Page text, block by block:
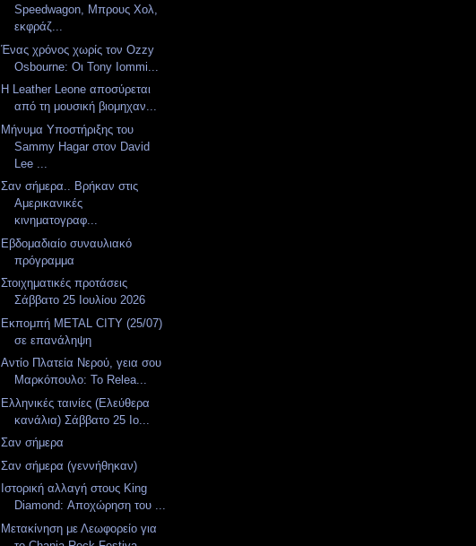
Speedwagon, Μπρους Χολ,
εκφράζ...
Ένας χρόνος χωρίς τον Ozzy
Osbourne: Οι Tony Iommi...
Η Leather Leone αποσύρεται
από τη μουσική βιομηχαν...
Μήνυμα Υποστήριξης του
Sammy Hagar στον David
Lee ...
Σαν σήμερα.. Βρήκαν στις
Αμερικανικές
κινηματογραφ...
Εβδομαδιαίο συναυλιακό
πρόγραμμα
Στοιχηματικές προτάσεις
Σάββατο 25 Ιουλίου 2026
Εκπομπή METAL CITY (25/07)
σε επανάληψη
Αντίο Πλατεία Νερού, γεια σου
Μαρκόπουλο: Το Relea...
Ελληνικές ταινίες (Ελεύθερα
κανάλια) Σάββατο 25 Ιο...
Σαν σήμερα
Σαν σήμερα (γεννήθηκαν)
Ιστορική αλλαγή στους King
Diamond: Αποχώρηση του ...
Μετακίνηση με Λεωφορείο για